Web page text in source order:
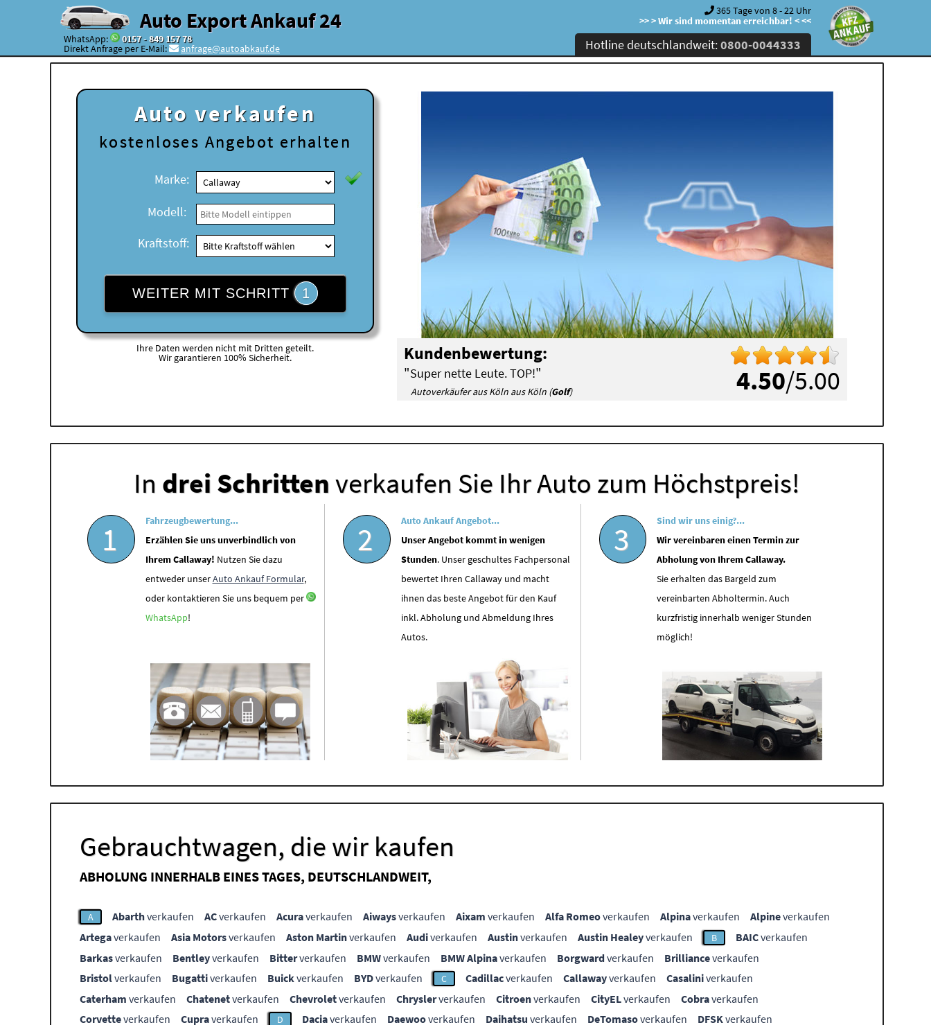
Auto Export Ankauf 24
WhatsApp: 0157 - 849 157 78
Direkt Anfrage per E-Mail: anfrage@autoabkauf.de
365 Tage von 8 - 22 Uhr
>> > Wir sind momentan erreichbar! < <<
Hotline deutschlandweit:0800-0044333
Auto verkaufen
kostenloses Angebot erhalten
Marke:
Modell:
Kraftstoff:
WEITER MIT SCHRITT 1
Ihre Daten werden nicht mit Dritten geteilt.
Wir garantieren 100% Sicherheit.
4.50/5.00
Kundenbewertung:
"Super nette Leute. TOP!"
Autoverkäufer aus Köln aus Köln (Golf)
In drei Schrittenverkaufen Sie Ihr Auto zum Höchstpreis!
1
Fahrzeugbewertung...
Erzählen Sie uns unverbindlich von
Ihrem Callaway! Nutzen Sie dazu
entweder unserAuto Ankauf Formular,
oder kontaktieren Sie uns bequem per
WhatsApp!
2
Auto Ankauf Angebot...
Unser Angebot kommt in wenigen
Stunden. Unser geschultes Fachpersonal
bewertet Ihren Callaway und macht
ihnen das beste Angebot für den Kauf
inkl. Abholung und Abmeldung Ihres
Autos.
3
Sind wir uns einig?...
Wir vereinbaren einen Termin zur
Abholung von Ihrem Callaway.
Sie erhalten das Bargeld zum
vereinbarten Abholtermin. Auch
kurzfristig innerhalb weniger Stunden
möglich!
Gebrauchtwagen, die wir kaufen
ABHOLUNG INNERHALB EINES TAGES, DEUTSCHLANDWEIT,
A Abarthverkaufen ACverkaufen Acuraverkaufen Aiwaysverkaufen Aixam verkaufen Alfa Romeoverkaufen Alpinaverkaufen Alpineverkaufen
Artegaverkaufen Asia Motorsverkaufen Aston Martinverkaufen Audiverkaufen Austinverkaufen Austin Healeyverkaufen B BAICverkaufen
Barkasverkaufen Bentleyverkaufen Bitterverkaufen BMWverkaufen BMW Alpinaverkaufen Borgwardverkaufen Brillianceverkaufen
Bristolverkaufen Bugattiverkaufen Buickverkaufen BYDverkaufen C Cadillacverkaufen Callawayverkaufen Casaliniverkaufen
Caterham verkaufen Chatenetverkaufen Chevroletverkaufen Chryslerverkaufen Citroenverkaufen CityELverkaufen Cobraverkaufen
Corvetteverkaufen Cupraverkaufen D Daciaverkaufen Daewooverkaufen Daihatsu verkaufen DeTomasoverkaufen DFSKverkaufen